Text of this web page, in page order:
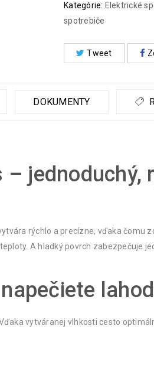
Kategórie: Elektrické
spotrebiče
Tweet
DOKUMENTY
jednoduchý,
rýchlo a precízne, vďaka čomu
A hladký povrch zabezpečuje
vytváranej vlhkosti cesto